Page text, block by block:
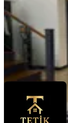
Tetik Emlak
Ara